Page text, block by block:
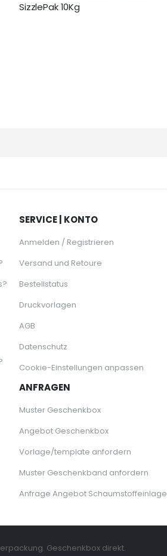
SizzlePak 10Kg
SERVICE | KONTO
Anmelden / Registrieren
Versand und Retoure
Bestellstatus
Druckvorlagen
AGB
Datenschutz
Cookie-Einstellungen anpassen
ANFRAGEN
Muster Geschenkbox
Angebot Geschenkbox
Vorlage/template anfordern
Muster Geschenkband anfordern
Anfrage Angebot Schaumstoffeinlage
Geschenkbox direkt.